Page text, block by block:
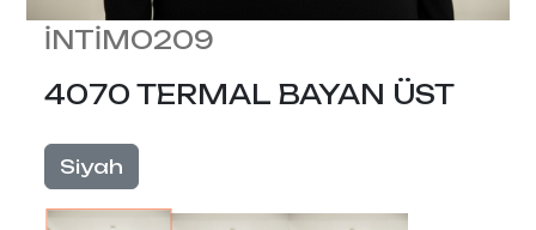
İNTİMO209
4070 TERMAL BAYAN ÜST
Siyah